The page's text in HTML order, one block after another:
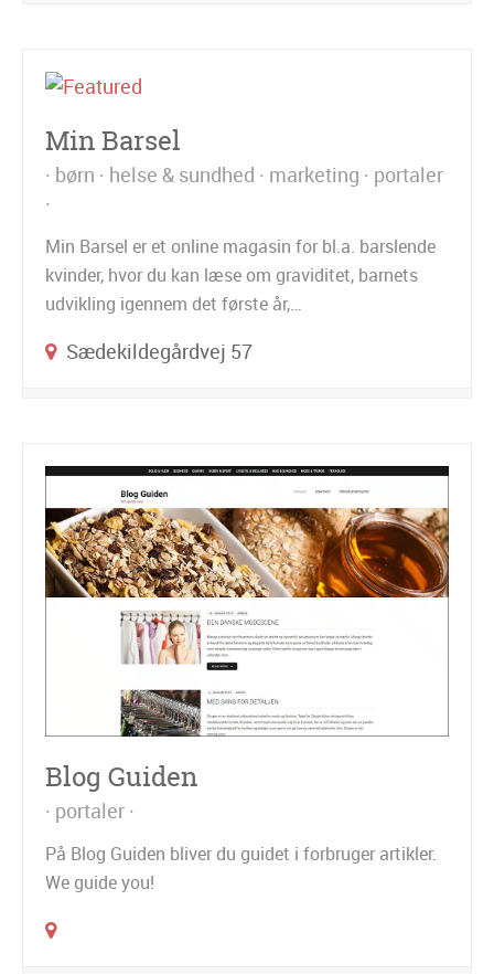
Min Barsel
børn helse & sundhed marketing portaler
Min Barsel er et online magasin for bl.a. barslende
kvinder, hvor du kan læse om graviditet, barnets
udvikling igennem det første år,…
Sædekildegårdvej 57
Blog Guiden
portaler
På Blog Guiden bliver du guidet i forbruger artikler.
We guide you!